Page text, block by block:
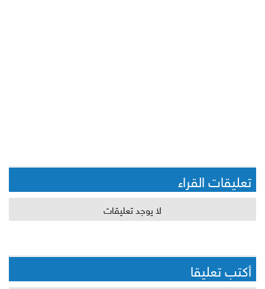
تعليقات القراء
لا يوجد تعليقات
أكتب تعليقا